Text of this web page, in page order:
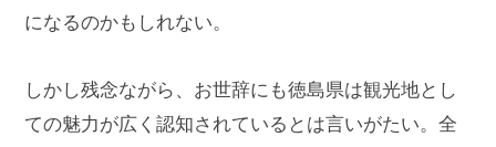
になるのかもしれない。
しかし残念ながら、お世辞にも徳島県は観光地とし
ての魅力が広く認知されているとは言いがたい。全